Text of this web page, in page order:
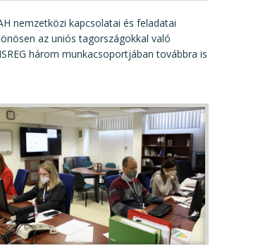
nemzetközi kapcsolatai és feladatai
az uniós tagországokkal való
három munkacsoportjában továbbra is